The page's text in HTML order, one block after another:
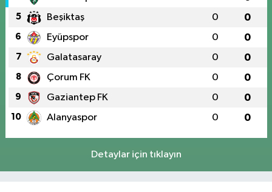
5 Beşiktaş 0 0
6 Eyüpspor 0 0
7 Galatasaray 0 0
8 Çorum FK 0 0
9 Gaziantep FK 0 0
10 Alanyaspor 0 0
Detaylar için tıklayın